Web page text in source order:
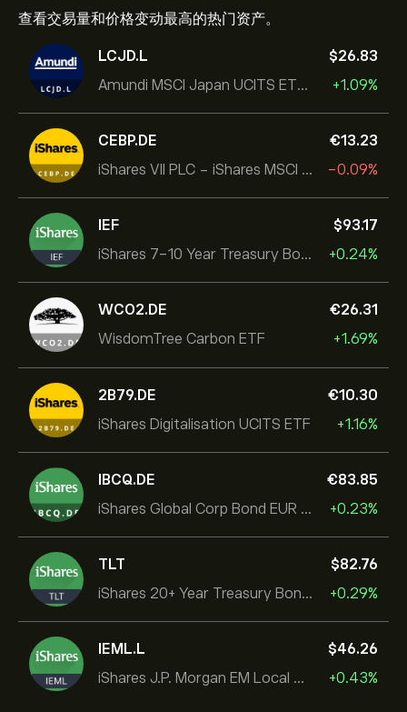
查看交易量和价格变动最高的热门资产。
LCJD.L
Amundi MSCI Japan UCITS ETF Acc
‎$‎26.83
+1.09%
CEBP.DE
iShares VII PLC - iShares MSCI EMU USD Hedged UCITS ETF
‎€‎13.23
-0.09%
IEF
iShares 7-10 Year Treasury Bond ETF
‎$‎93.17
+0.24%
WCO2.DE
WisdomTree Carbon ETF
‎€‎26.31
+1.69%
2B79.DE
iShares Digitalisation UCITS ETF
‎€‎10.30
+1.16%
IBCQ.DE
iShares Global Corp Bond EUR Hedged UCITS ETF Dist
‎€‎83.85
+0.23%
TLT
iShares 20+ Year Treasury Bond ETF
‎$‎82.76
+0.29%
IEML.L
iShares J.P. Morgan EM Local Govt Bond UCITS ETF
‎$‎46.26
+0.43%